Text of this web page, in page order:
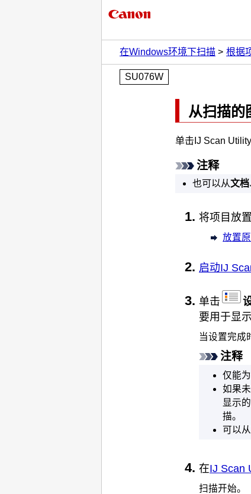
在Windows环境下扫描
根据
SU076W
从扫描的
单击 IJ Scan Utility
注释
也可以从文档
将项目放
放置
启动IJ
单击
要用于显
当设置完成
注释
仅能为
如果
显示
描。
可以
在IJ Scan
扫描开始。